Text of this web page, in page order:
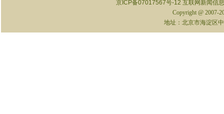
京ICP备07017567号-12 互联网新闻信
Copyright @ 2007-
地址：北京市海淀区